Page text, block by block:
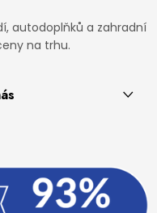
autodoplňků a zahradní
na trhu.